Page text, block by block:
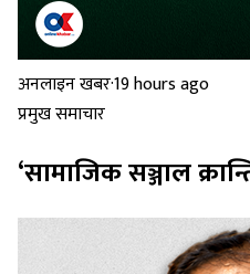
अनलाइन खबर·19 hours ago
प्रमुख समाचार
‘सामाजिक सञ्जाल